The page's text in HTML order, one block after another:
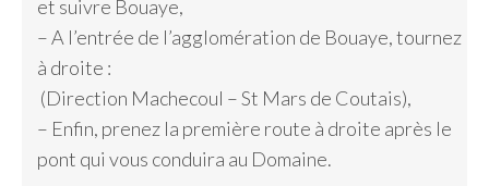
et suivre Bouaye,
– A l’entrée de l’agglomération de Bouaye, tournez
à droite :
(Direction Machecoul – St Mars de Coutais),
– Enfin, prenez la première route à droite après le
pont qui vous conduira au Domaine.